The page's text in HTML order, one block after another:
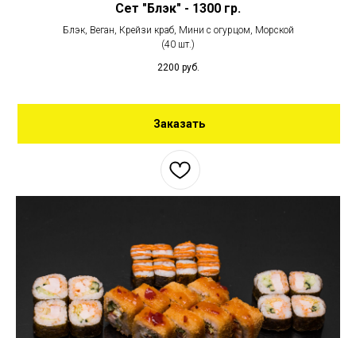
Сет "Блэк" - 1300 гр.
Блэк, Веган, Крейзи краб, Мини с огурцом, Морской
(40 шт.)
2200 руб.
Заказать